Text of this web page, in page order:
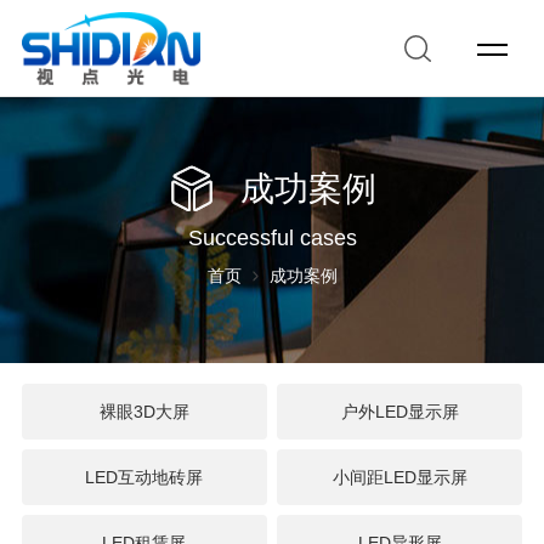
成功案例
Successful cases
首页 成功案例
裸眼3D大屏 户外LED显示屏
LED互动地砖屏 小间距LED显示屏